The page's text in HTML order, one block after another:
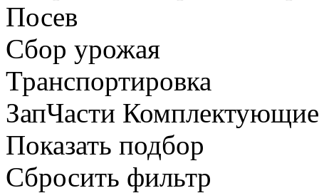
Посев
Сбор урожая
Транспортировка
ЗапЧасти
Показать подбор
Сбросить фильтр